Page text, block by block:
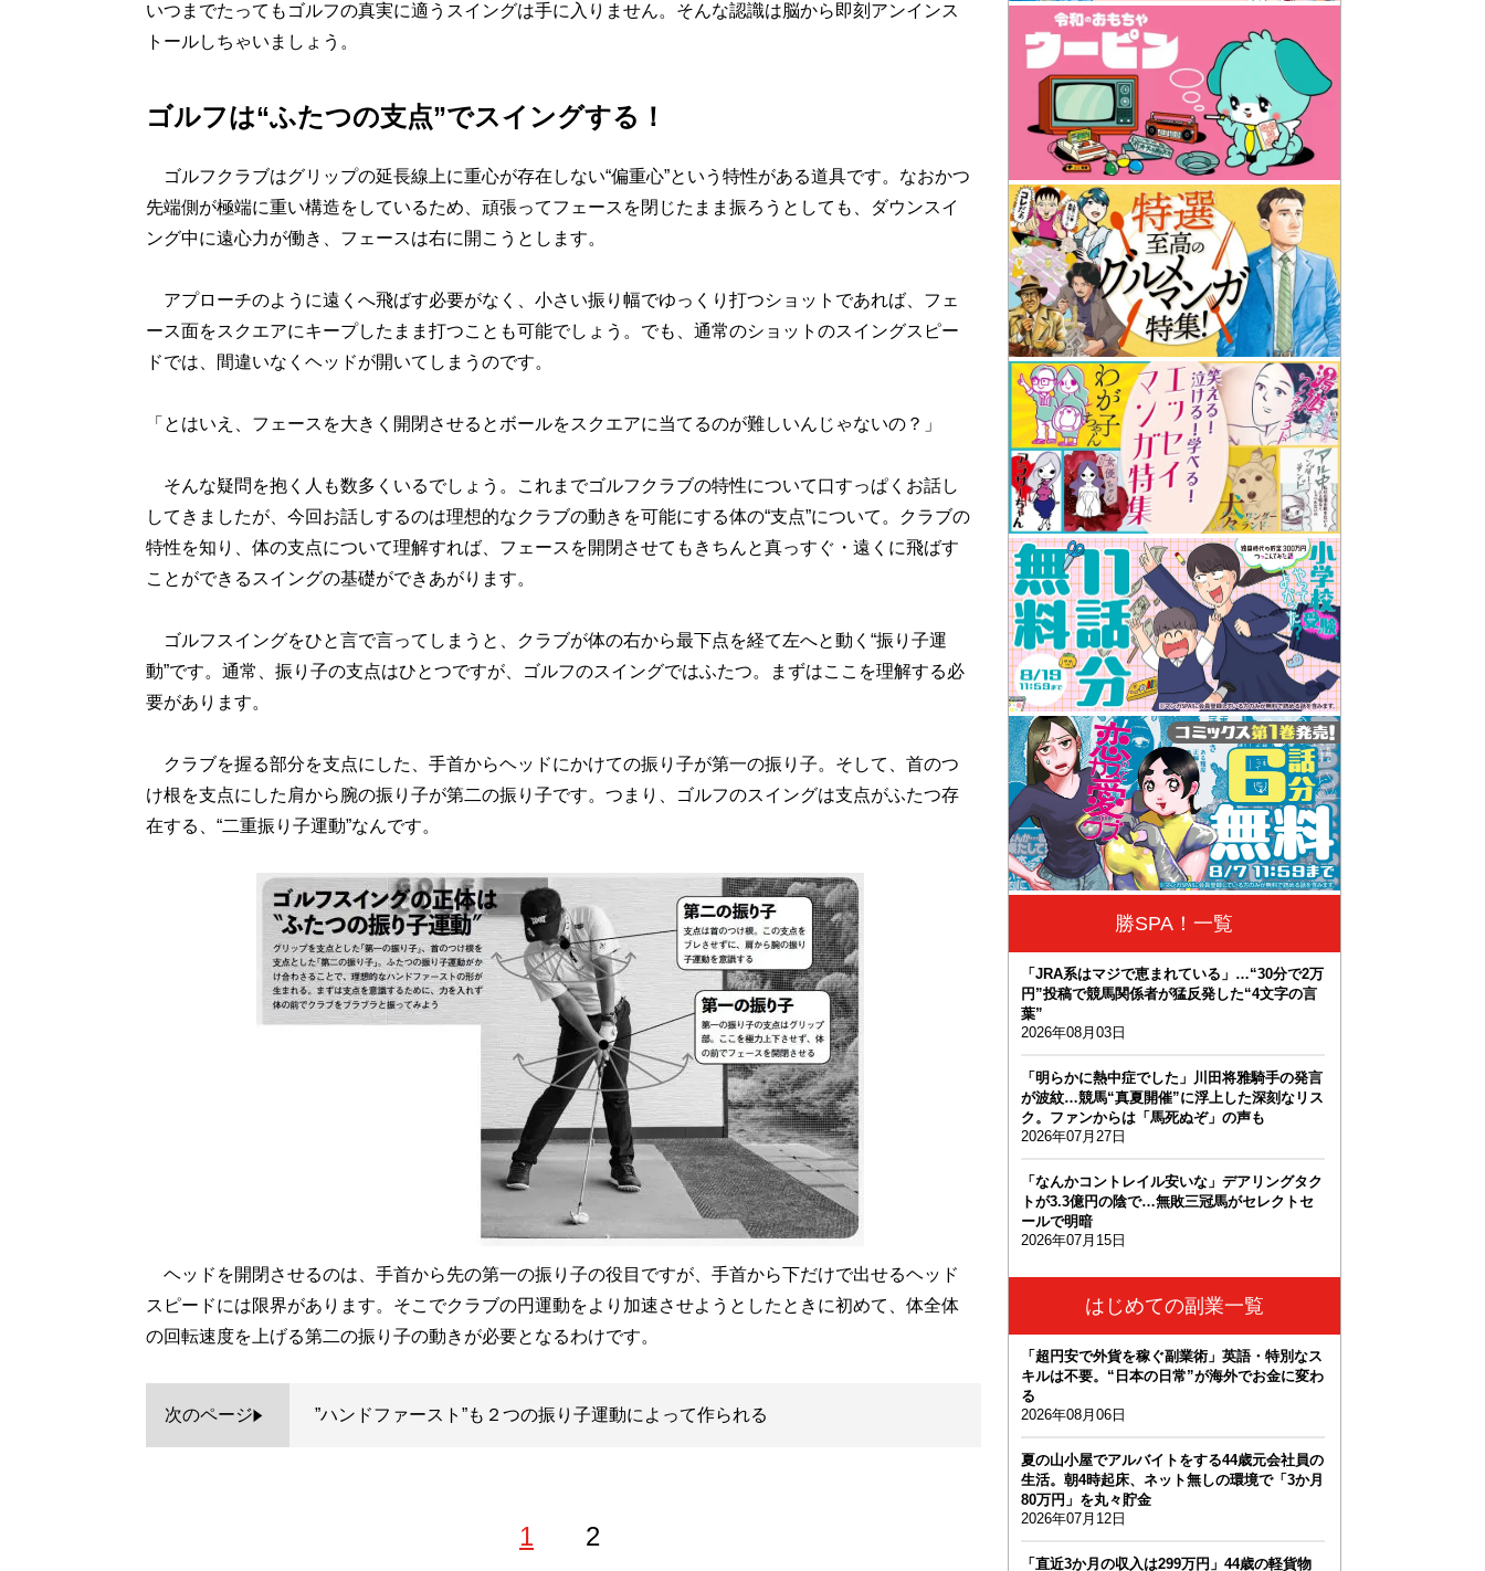
いつまでたってもゴルフの真実に適うスイングは手に入りません。そんな認識は脳から即刻アンインス
トールしちゃいましょう。
ゴルフは“ふたつの支点”でスイングする！
ゴルフクラブはグリップの延長線上に重心が存在しない“偏重心”という特性がある道具です。なおかつ
先端側が極端に重い構造をしているため、頑張ってフェースを閉じたまま振ろうとしても、ダウンスイ
ング中に遠心力が働き、フェースは右に開こうとします。
アプローチのように遠くへ飛ばす必要がなく、小さい振り幅でゆっくり打つショットであれば、フェ
ース面をスクエアにキープしたまま打つことも可能でしょう。でも、通常のショットのスイングスピー
ドでは、間違いなくヘッドが開いてしまうのです。
「とはいえ、フェースを大きく開閉させるとボールをスクエアに当てるのが難しいんじゃないの？」
そんな疑問を抱く人も数多くいるでしょう。これまでゴルフクラブの特性について口すっぱくお話し
してきましたが、今回お話しするのは理想的なクラブの動きを可能にする体の“支点”について。クラブの
特性を知り、体の支点について理解すれば、フェースを開閉させてもきちんと真っすぐ・遠くに飛ばす
ことができるスイングの基礎ができあがります。
ゴルフスイングをひと言で言ってしまうと、クラブが体の右から最下点を経て左へと動く“振り子運
動”です。通常、振り子の支点はひとつですが、ゴルフのスイングではふたつ。まずはここを理解する必
要があります。
クラブを握る部分を支点にした、手首からヘッドにかけての振り子が第一の振り子。そして、首のつ
け根を支点にした肩から腕の振り子が第二の振り子です。つまり、ゴルフのスイングは支点がふたつ存
在する、“二重振り子運動”なんです。
ヘッドを開閉させるのは、手首から先の第一の振り子の役目ですが、手首から下だけで出せるヘッド
スピードには限界があります。そこでクラブの円運動をより加速させようとしたときに初めて、体全体
の回転速度を上げる第二の振り子の動きが必要となるわけです。
次のページ ”ハンドファースト”も２つの振り子運動によって作られる
1 2
勝SPA！一覧
「JRA系はマジで恵まれている」…“30分で2万
円”投稿で競馬関係者が猛反発した“4文字の言
葉”
2026年08月03日
「明らかに熱中症でした」川田将雅騎手の発言
が波紋…競馬“真夏開催”に浮上した深刻なリス
ク。ファンからは「馬死ぬぞ」の声も
2026年07月27日
「なんかコントレイル安いな」デアリングタク
トが3.3億円の陰で…無敗三冠馬がセレクトセ
ールで明暗
2026年07月15日
はじめての副業一覧
「超円安で外貨を稼ぐ副業術」英語・特別なス
キルは不要。“日本の日常”が海外でお金に変わ
る
2026年08月06日
夏の山小屋でアルバイトをする44歳元会社員の
生活。朝4時起床、ネット無しの環境で「3か月
80万円」を丸々貯金
2026年07月12日
「直近3か月の収入は299万円」44歳の軽貨物